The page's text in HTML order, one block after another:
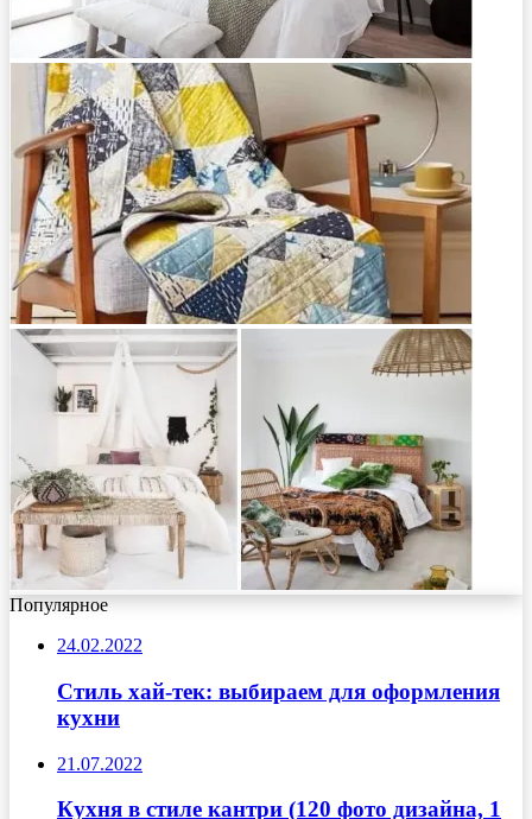
Популярное
24.02.2022
Стиль хай-тек: выбираем для оформления
кухни
21.07.2022
Кухня в стиле кантри (120 фото дизайна, 1